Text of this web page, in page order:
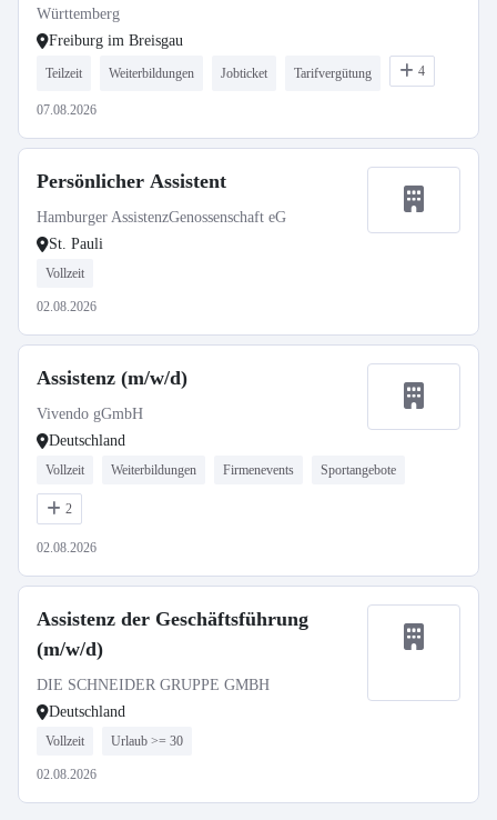
Württemberg
Freiburg im Breisgau
Teilzeit Weiterbildungen Jobticket Tarifvergütung 4
07.08.2026
Persönlicher Assistent
Hamburger AssistenzGenossenschaft eG
St. Pauli
Vollzeit
02.08.2026
Assistenz (m/w/d)
Vivendo gGmbH
Deutschland
Vollzeit Weiterbildungen Firmenevents Sportangebote
2
02.08.2026
Assistenz der Geschäftsführung
(m/w/d)
DIE SCHNEIDER GRUPPE GMBH
Deutschland
Vollzeit Urlaub >= 30
02.08.2026